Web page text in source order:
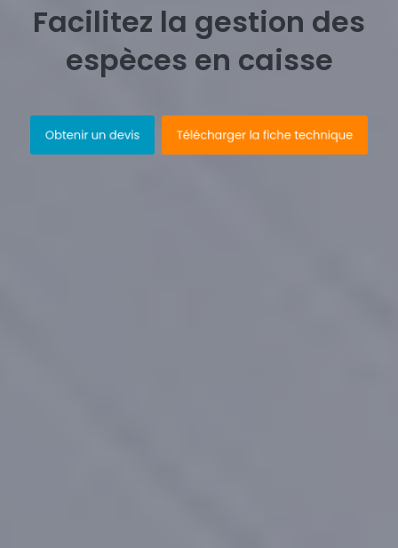
Facilitez la gestion des
espèces en caisse